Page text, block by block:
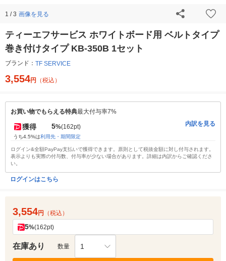
1 / 3 画像を見る
ティーエフサービス ホワイトボード用 ベルトタイプ
巻き付けタイプ KB-350B 1セット
ブランド： TF SERVICE
3,554円 （税込）
お買い物でもらえる特典最大付与率7%
獲得 5%(162pt)
うち4.5%は利用先・期間限定
内訳を見る
ログイン&全額PayPay支払いで獲得できます。原則として税抜金額に対し付与されます。
表示よりも実際の付与数、付与率が少ない場合があります。詳細は内訳からご確認くださ
い。
ログインはこちら
3,554円 （税込）
5%(162pt)
在庫あり 数量 1